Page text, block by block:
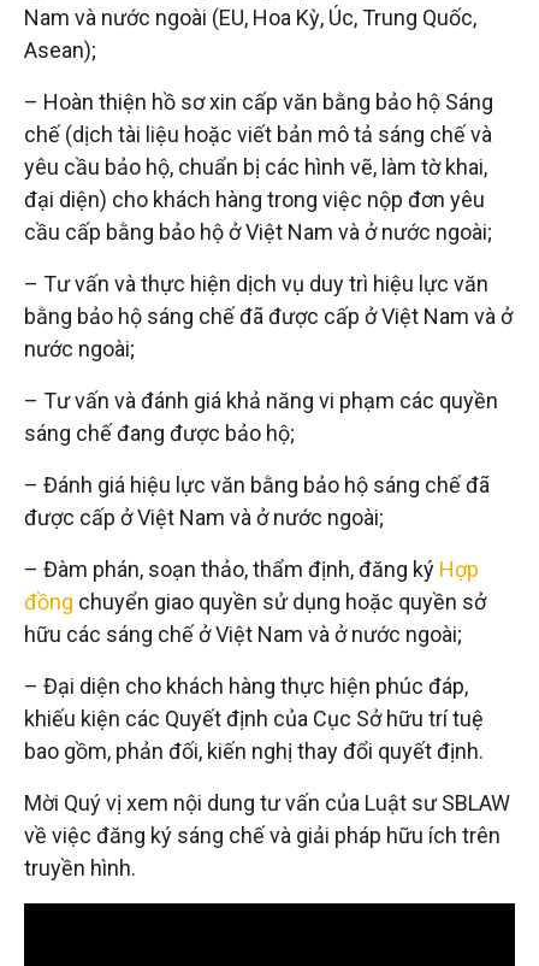
Nam và nước ngoài (EU, Hoa Kỳ, Úc, Trung Quốc,
Asean);
– Hoàn thiện hồ sơ xin cấp văn bằng bảo hộ Sáng
chế (dịch tài liệu hoặc viết bản mô tả sáng chế và
yêu cầu bảo hộ, chuẩn bị các hình vẽ, làm tờ khai,
đại diện) cho khách hàng trong việc nộp đơn yêu
cầu cấp bằng bảo hộ ở Việt Nam và ở nước ngoài;
– Tư vấn và thực hiện dịch vụ duy trì hiệu lực văn
bằng bảo hộ sáng chế đã được cấp ở Việt Nam và ở
nước ngoài;
– Tư vấn và đánh giá khả năng vi phạm các quyền
sáng chế đang được bảo hộ;
– Đánh giá hiệu lực văn bằng bảo hộ sáng chế đã
được cấp ở Việt Nam và ở nước ngoài;
– Đàm phán, soạn thảo, thẩm định, đăng ký Hợp
đồng chuyển giao quyền sử dụng hoặc quyền sở
hữu các sáng chế ở Việt Nam và ở nước ngoài;
– Đại diện cho khách hàng thực hiện phúc đáp,
khiếu kiện các Quyết định của Cục Sở hữu trí tuệ
bao gồm, phản đối, kiến nghị thay đổi quyết định.
Mời Quý vị xem nội dung tư vấn của Luật sư SBLAW
về việc đăng ký sáng chế và giải pháp hữu ích trên
truyền hình.